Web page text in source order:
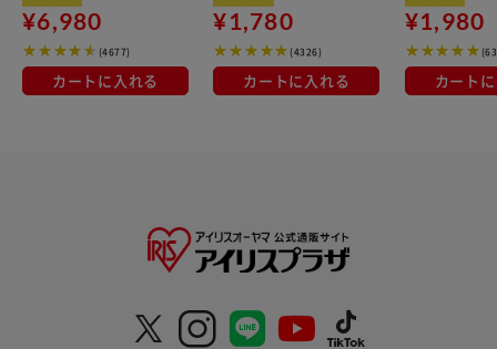
¥6,980
(4677)
カートに入れる
¥1,780
(4326)
カートに入れる
¥1,980
カート